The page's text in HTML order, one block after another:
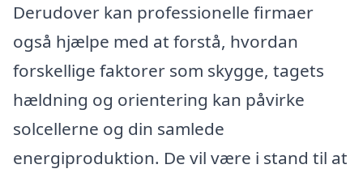
Derudover kan professionelle firmaer
også hjælpe med at forstå, hvordan
forskellige faktorer som skygge, tagets
hældning og orientering kan påvirke
solcellerne og din samlede
energiproduktion. De vil være i stand til at